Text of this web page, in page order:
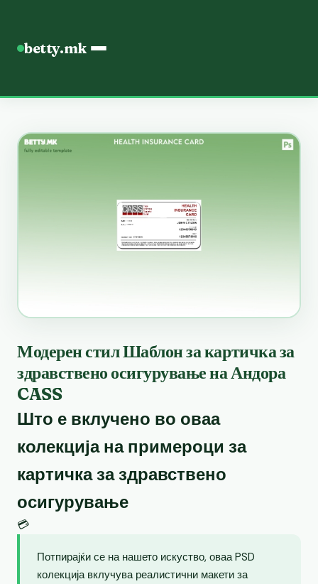
betty.mk
Модерен стил Шаблон за картичка за
здравствено осигурување на Андора
CASS
Што е вклучено во оваа
колекција на примероци за
картичка за здравствено
осигурување
💳
Потпирајќи се на нашето искуство, оваа PSD
колекција вклучува реалистични макети за